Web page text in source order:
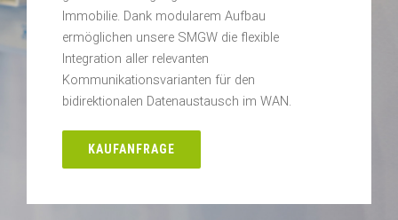
Immobilie. Dank modularem Aufbau
ermöglichen unsere SMGW die flexible
Integration aller relevanten
Kommunikationsvarianten für den
bidirektionalen Datenaustausch im WAN.
KAUFANFRAGE